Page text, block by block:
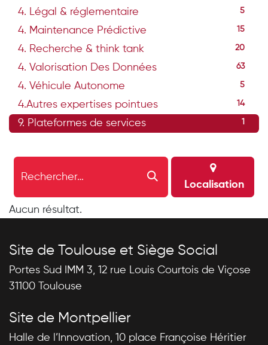
4. Légal & réglementaire 5
4. Maintenance Prédictive 15
4. Recherche & think tank 20
4. Valorisation Des Données 63
4. Véhicule Autonome 5
4.Autres expertises pointues 14
9. Plateformes de services
Localisation
Aucun résultat.
Site de Toulouse et Siège Social
Portes Sud IMM 3, 12 rue Louis Courtois de Viçose
31100 Toulouse
Site de Montpellier
Halle de l’Innovation, 10 place Françoise Héritier